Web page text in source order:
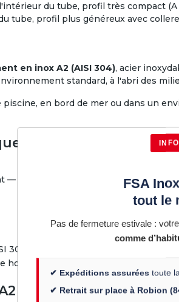
du tube, profil très compact
tube, profil plus généreux avec
en inox A2 (AISI 304), acier
standard, à l'abri des
en bord de mer ou dans un
— insertion dans le tube
304)
horizontale, garde-corps, balustrade,
lisse creuse Ø12 mm
FSA
tout le
Pas de fermeture estivale :
comme
✔ Expéditions assurées toute
✔ Retrait sur place à Robion